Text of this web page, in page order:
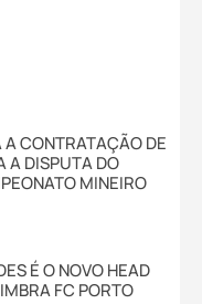
CONTRATAÇÃO DE
A DISPUTA DO
MINEIRO
É O NOVO HEAD
FC PORTO